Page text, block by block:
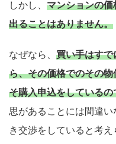
しかし、 マンションの価
出ることはありません。
なぜなら、 買い手はすで
ら、その価格でのその
そ購入申込をしているの
思があることには間違い
き交渉をしていると考